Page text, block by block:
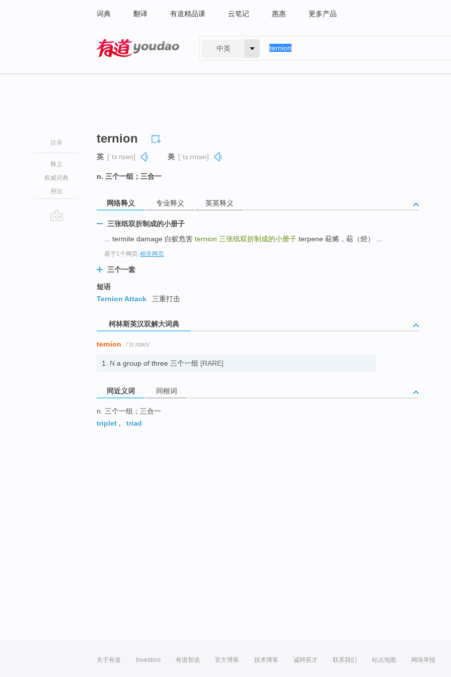
词典 翻译 有道精品课 云笔记 惠惠 更多产品
中英
目录
释义
权威词典
用法
ternion
英 [ˈtɜːnɪən] 美 [ˈtɜːrnɪən]
n. 三个一组；三合一
网络释义 专业释义 英英释义
三张纸双折制成的小册子
... termite damage 白蚁危害 ternion 三张纸双折制成的小册子 terpene 萜烯，萜（烃） ...
基于1个网页-相关网页
三个一套
短语
Ternion Attack
三重打击
柯林斯英汉双解大词典
ternion /ˈtɜːnɪən/
1. N a group of three 三个一组 [RARE]
同近义词 同根词
n. 三个一组；三合一
triplet , triad
关于有道 Investors 有道智选 官方博客 技术博客 诚聘英才 联系我们 站点地图 网络举报